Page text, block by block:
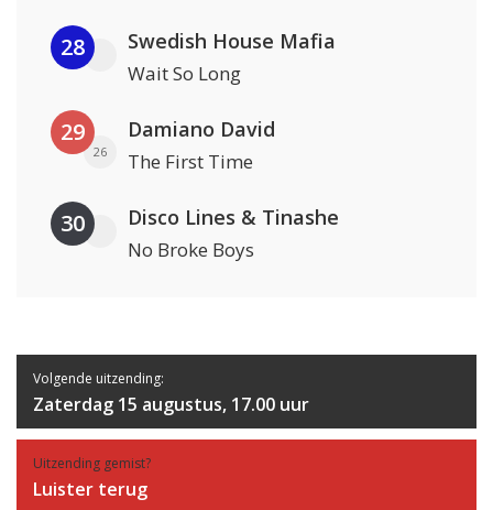
28 Swedish House Mafia
Wait So Long
29
26
Damiano David
The First Time
30 Disco Lines & Tinashe
No Broke Boys
Volgende uitzending:
Zaterdag 15 augustus, 17.00 uur
Uitzending gemist?
Luister terug